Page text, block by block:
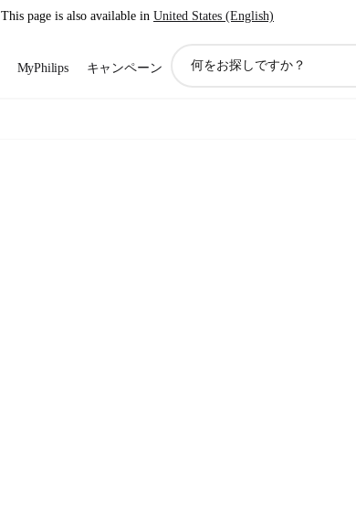
This page is also available in United States (English)
MyPhilips キャンペーン